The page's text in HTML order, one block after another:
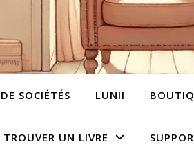
SOCIÉTÉS LUNII
UN LIVRE